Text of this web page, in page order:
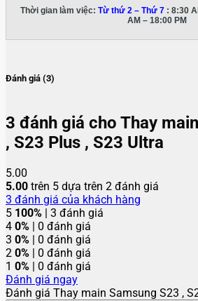
Thời gian làm việc: Từ thứ 2 – Thứ 7: 8:30
AM – 18:00 PM
Đánh giá (3)
3 đánh giá cho Thay
, S23 Plus , S23 Ultra
5.00
5.00 trên 5 dựa trên 2 đánh giá
3 đánh giá của khách hàng
5 100% | 3 đánh giá
4 0% | 0 đánh giá
3 0% | 0 đánh giá
2 0% | 0 đánh giá
1 0% | 0 đánh giá
Đánh giá ngay
Đánh giá Thay main Samsung S23 ,